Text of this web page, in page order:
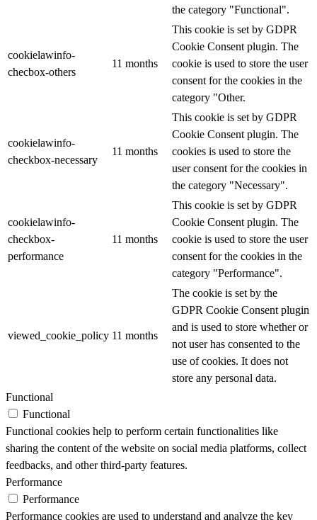
the category "Functional".
cookielawinfo-
checbox-others
11 months
This cookie is set by GDPR
Cookie Consent plugin. The
cookie is used to store the user
consent for the cookies in the
category "Other.
cookielawinfo-
checkbox-necessary
11 months
This cookie is set by GDPR
Cookie Consent plugin. The
cookies is used to store the
user consent for the cookies in
the category "Necessary".
cookielawinfo-
checkbox-
performance
11 months
This cookie is set by GDPR
Cookie Consent plugin. The
cookie is used to store the user
consent for the cookies in the
category "Performance".
viewed_cookie_policy 11 months
The cookie is set by the
GDPR Cookie Consent plugin
and is used to store whether or
not user has consented to the
use of cookies. It does not
store any personal data.
Functional
Functional
Functional cookies help to perform certain functionalities like
sharing the content of the website on social media platforms, collect
feedbacks, and other third-party features.
Performance
Performance
Performance cookies are used to understand and analyze the key